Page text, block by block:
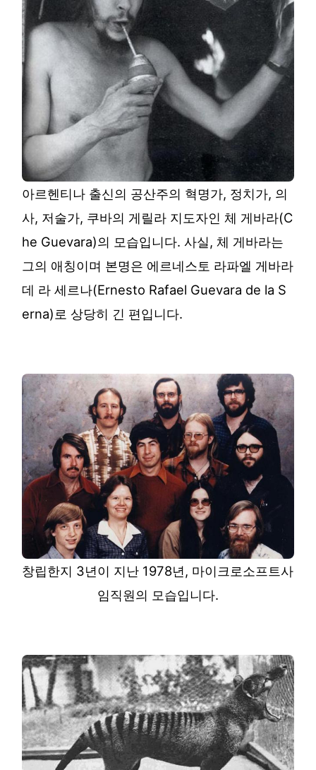
아르헨티나 출신의 공산주의 혁명가, 정치가, 의
사, 저술가, 쿠바의 게릴라 지도자인 체 게바라(C
he Guevara)의 모습입니다. 사실, 체 게바라는
그의 애칭이며 본명은 에르네스토 라파엘 게바라
데 라 세르나(Ernesto Rafael Guevara de la S
erna)로 상당히 긴 편입니다.
창립한지 3년이 지난 1978년, 마이크로소프트사
임직원의 모습입니다.